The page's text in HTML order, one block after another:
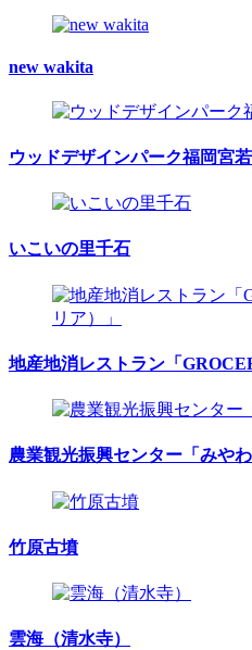
new wakita
ウッドデザインパーク福岡宮
いこいの里千石
地産地消レストラン「
農業観光振興センター「みやわ
竹原古墳
雲海（清水寺）